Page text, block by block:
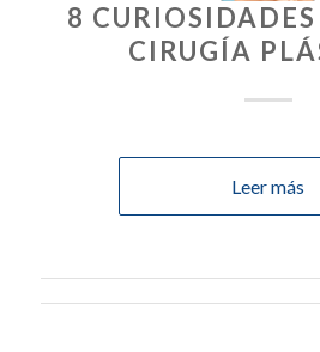
8
CIRUGÍA
Leer más